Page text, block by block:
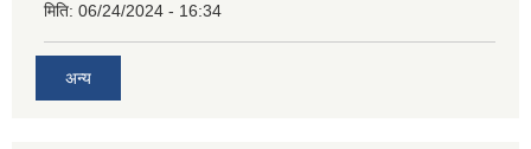
मिति: 06/24/2024 - 16:34
अन्य